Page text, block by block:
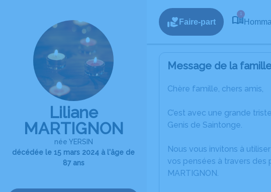
Liliane
MARTIGNON
née YERSIN
décédée le 15 mars 2024 à l'âge de
87 ans
Faire-part
1
Message de la
Chère famille, chers amis,
C’est avec une grande
Genis de Saintonge.
Nous vous invitons à
vos pensées à travers des
MARTIGNON.